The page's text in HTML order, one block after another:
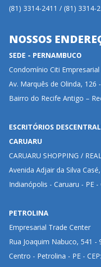
(81) 3314-2411 / (81) 3314-
NOSSOS
SEDE - PERNAMBUCO
Condomínio Citi Empresarial
Av. Marquês de Olinda, 126
Bairro do Recife Antigo –
ESCRITÓRIOS
CARUARU
CARUARU SHOPPING /
Avenida Adjair da Silva
Indianópolis - Caruaru - PE -
PETROLINA
Empresarial Trade Center
Rua Joaquim Nabuco, 541 -
Centro - Petrolina - PE -